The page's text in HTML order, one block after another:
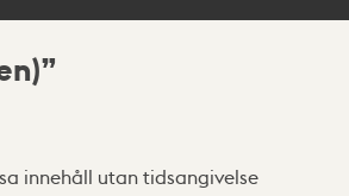
innehåll utan tidsangivelse